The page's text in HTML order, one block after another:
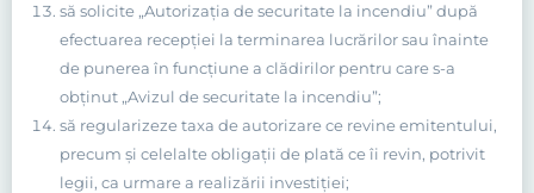
să solicite „Autorizaţia de securitate la incendiu” după
efectuarea recepţiei la terminarea lucrărilor sau înainte
de punerea în funcţiune a clădirilor pentru care s-a
obţinut „Avizul de securitate la incendiu”;
să regularizeze taxa de autorizare ce revine emitentului,
precum şi celelalte obligaţii de plată ce îi revin, potrivit
legii, ca urmare a realizării investiţiei;